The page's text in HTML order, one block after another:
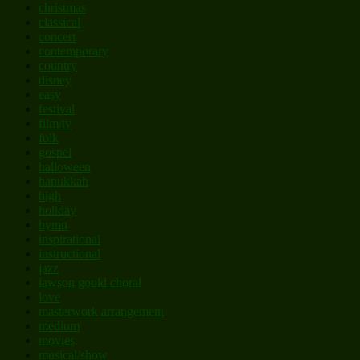
christmas
classical
concert
contemporary
country
disney
easy
festival
film/tv
folk
gospel
halloween
hanukkah
high
holiday
hymn
inspirational
instructional
jazz
lawson gould choral
love
masterwork arrangement
medium
movies
musical/show